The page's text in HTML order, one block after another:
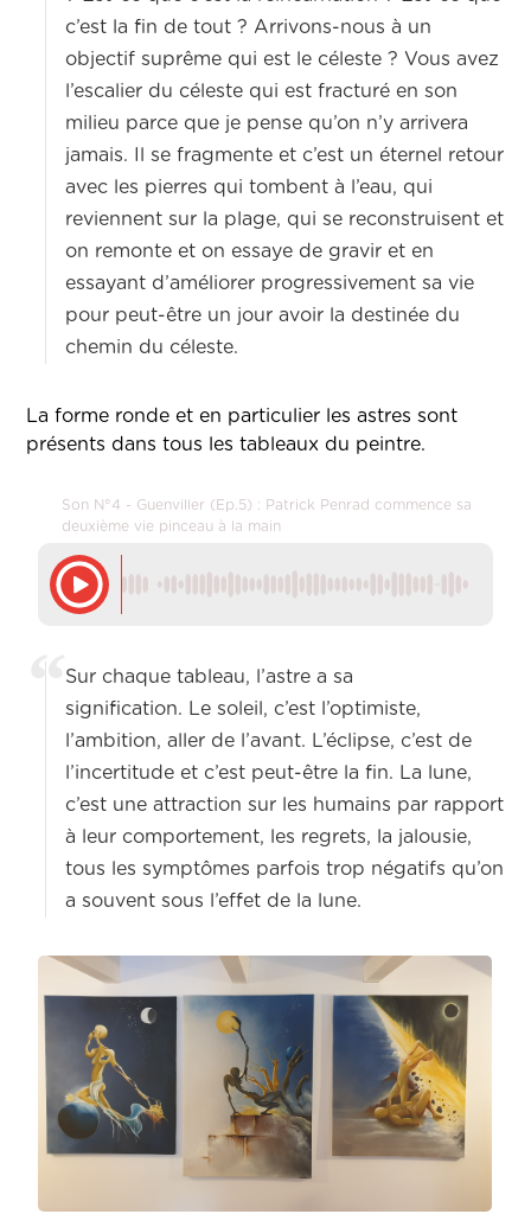
c’est la fin de tout ? Arrivons-nous à un
objectif suprême qui est le céleste ? Vous avez
l’escalier du céleste qui est fracturé en son
milieu parce que je pense qu’on n’y arrivera
jamais. Il se fragmente et c’est un éternel retour
avec les pierres qui tombent à l’eau, qui
reviennent sur la plage, qui se reconstruisent et
on remonte et on essaye de gravir et en
essayant d’améliorer progressivement sa vie
pour peut-être un jour avoir la destinée du
chemin du céleste.
La forme ronde et en particulier les astres sont
présents dans tous les tableaux du peintre.
Son N°4 - Guenviller (Ep.5) : Patrick Penrad commence sa
deuxième vie pinceau à la main
Sur chaque tableau, l’astre a sa
signification. Le soleil, c’est l’optimiste,
l’ambition, aller de l’avant. L’éclipse, c’est de
l’incertitude et c’est peut-être la fin. La lune,
c’est une attraction sur les humains par rapport
à leur comportement, les regrets, la jalousie,
tous les symptômes parfois trop négatifs qu’on
a souvent sous l’effet de la lune.